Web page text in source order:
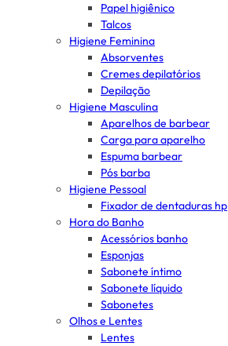
Papel higiênico
Talcos
Higiene Feminina
Absorventes
Cremes depilatórios
Depilação
Higiene Masculina
Aparelhos de barbear
Carga para aparelho
Espuma barbear
Pós barba
Higiene Pessoal
Fixador de dentaduras hp
Hora do Banho
Acessórios banho
Esponjas
Sabonete íntimo
Sabonete líquido
Sabonetes
Olhos e Lentes
Lentes